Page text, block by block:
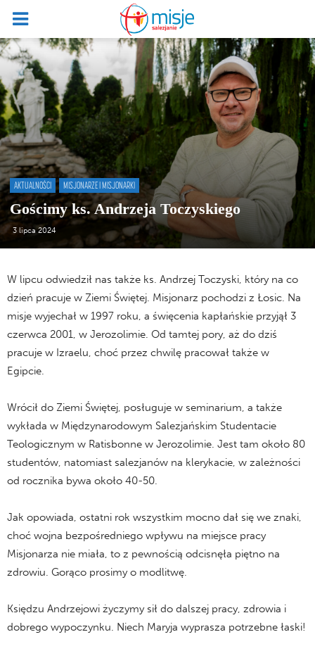
AKTUALNOŚCI MISJONARZE I MISJONARKI
Gościmy ks. Andrzeja Toczyskiego
3 lipca 2024
W lipcu odwiedził nas także ks. Andrzej Toczyski, który na co
dzień pracuje w Ziemi Świętej. Misjonarz pochodzi z Łosic. Na
misje wyjechał w 1997 roku, a święcenia kapłańskie przyjął 3
czerwca 2001, w Jerozolimie. Od tamtej pory, aż do dziś
pracuje w Izraelu, choć przez chwilę pracował także w
Egipcie.
Wrócił do Ziemi Świętej, posługuje w seminarium, a także
wykłada w Międzynarodowym Salezjańskim Studentacie
Teologicznym w Ratisbonne w Jerozolimie. Jest tam około 80
studentów, natomiast salezjanów na klerykacie, w zależności
od rocznika bywa około 40-50.
Jak opowiada, ostatni rok wszystkim mocno dał się we znaki,
choć wojna bezpośredniego wpływu na miejsce pracy
Misjonarza nie miała, to z pewnością odcisnęła piętno na
zdrowiu. Gorąco prosimy o modlitwę.
Księdzu Andrzejowi życzymy sił do dalszej pracy, zdrowia i
dobrego wypoczynku. Niech Maryja wyprasza potrzebne łaski!